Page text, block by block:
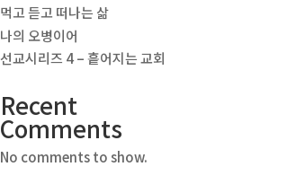
먹고 듣고 떠나는 삶
나의 오병이어
선교시리즈 4 – 흩어지는 교회
Recent
Comments
No comments to show.